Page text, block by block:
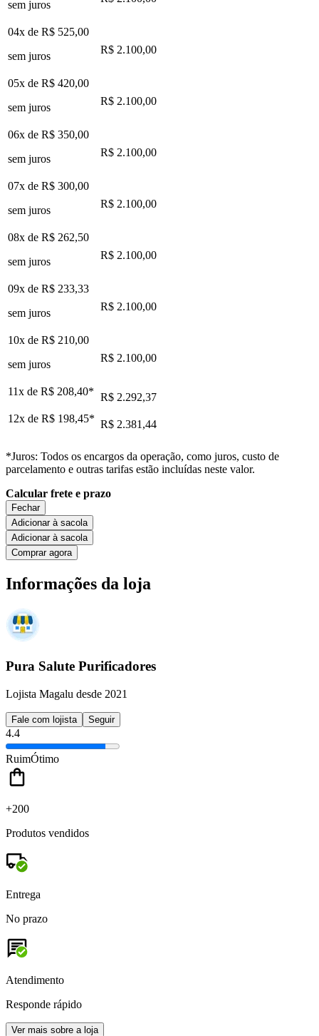
sem juros
04x de R$ 525,00
sem juros
R$ 2.100,00
05x de R$ 420,00
sem juros
R$ 2.100,00
06x de R$ 350,00
sem juros
R$ 2.100,00
07x de R$ 300,00
sem juros
R$ 2.100,00
08x de R$ 262,50
sem juros
R$ 2.100,00
09x de R$ 233,33
sem juros
R$ 2.100,00
10x de R$ 210,00
sem juros
R$ 2.100,00
11x de R$ 208,40* R$ 2.292,37
12x de R$ 198,45* R$ 2.381,44
*Juros: Todos os encargos da operação, como juros, custo de
parcelamento e outras tarifas estão incluídas neste valor.
Calcular frete e prazo
Fechar
Adicionar à sacola
Adicionar à sacola
Comprar agora
Informações da loja
Pura Salute Purificadores
Lojista Magalu desde 2021
Fale com lojista Seguir
4.4
RuimÓtimo
+200
Produtos vendidos
Entrega
No prazo
Atendimento
Responde rápido
Ver mais sobre a loja